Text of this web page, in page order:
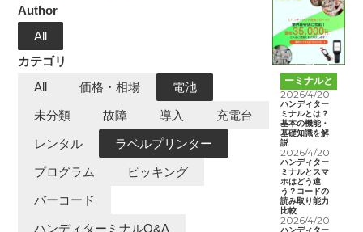
Author
All
カテゴリ
All
価格・相場 電池
未分類 故障 導入 充電台
レンタル ラベルプリンター
プログラム ピッキング
バーコード
ハンディターミナルQ&A
ハンディタ
ーミナルと
は
2026/4/20
ハンディター
ミナルとは？
基本の機能・
基礎知識を解
説
2026/4/20
ハンディター
ミナルとスマ
ホはどう違
う？コードの
読み取り能力
比較
2026/4/20
ハンディター